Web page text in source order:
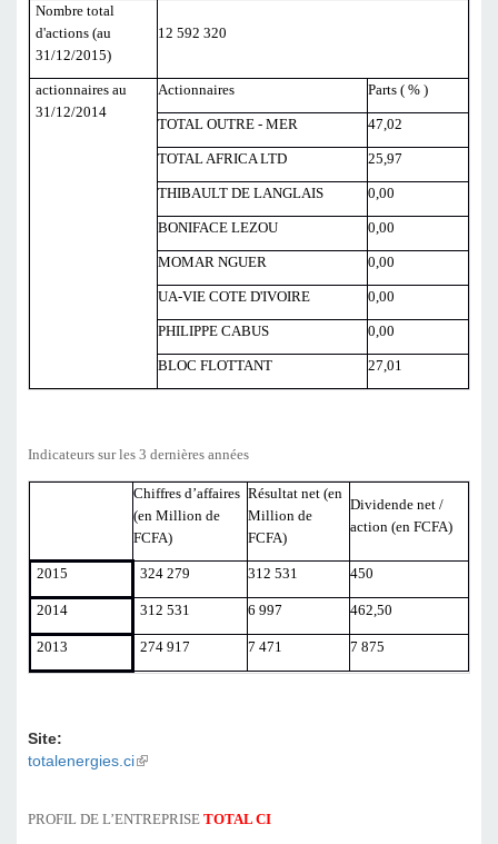
Nombre total
d'actions (au
31/12/2015)
12 592 320
actionnaires au
31/12/2014
Actionnaires Parts ( % )
TOTAL OUTRE - MER 47,02
TOTAL AFRICA LTD 25,97
THIBAULT DE LANGLAIS 0,00
BONIFACE LEZOU 0,00
MOMAR NGUER 0,00
UA-VIE COTE D'IVOIRE 0,00
PHILIPPE CABUS 0,00
BLOC FLOTTANT 27,01
Indicateurs sur les 3 dernières années
Chiffres d’affaires
(en Million de
FCFA)
Résultat net (en
Million de
FCFA)
Dividende net /
action (en FCFA)
2015 324 279 312 531 450
2014 312 531 6 997 462,50
2013 274 917 7 471 7 875
Site:
totalenergies.ci(link is external)
PROFIL DE L’ENTREPRISE TOTAL CI